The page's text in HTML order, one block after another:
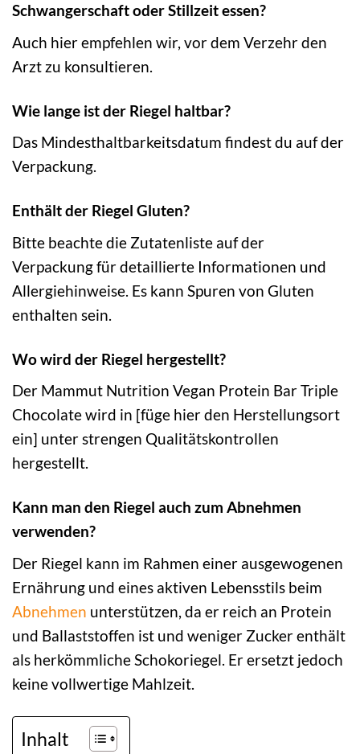
Schwangerschaft oder Stillzeit essen?
Auch hier empfehlen wir, vor dem Verzehr den
Arzt zu konsultieren.
Wie lange ist der Riegel haltbar?
Das Mindesthaltbarkeitsdatum findest du auf der
Verpackung.
Enthält der Riegel Gluten?
Bitte beachte die Zutatenliste auf der
Verpackung für detaillierte Informationen und
Allergiehinweise. Es kann Spuren von Gluten
enthalten sein.
Wo wird der Riegel hergestellt?
Der Mammut Nutrition Vegan Protein Bar Triple
Chocolate wird in [füge hier den Herstellungsort
ein] unter strengen Qualitätskontrollen
hergestellt.
Kann man den Riegel auch zum Abnehmen
verwenden?
Der Riegel kann im Rahmen einer ausgewogenen
Ernährung und eines aktiven Lebensstils beim
Abnehmen unterstützen, da er reich an Protein
und Ballaststoffen ist und weniger Zucker enthält
als herkömmliche Schokoriegel. Er ersetzt jedoch
keine vollwertige Mahlzeit.
Inhalt